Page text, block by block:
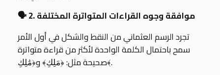
🗣️ 2. موافقة وجوه القراءات المتواترة المختلفة
تجرد الرسم العثماني من النقط والشكل في أول الأمر
سمح باحتمال الكلمة الواحدة لأكثر من قراءة متواترة
صحيحة مثل: ﴿مَلِكِ﴾ و ﴿مَٰلِكِ﴾.